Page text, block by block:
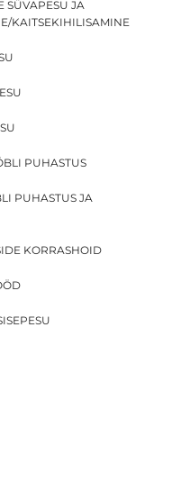
SÜVAPESU JA
KAITSEKIHILISAMINE
PUHASTUS
PUHASTUS JA
KORRASHOID